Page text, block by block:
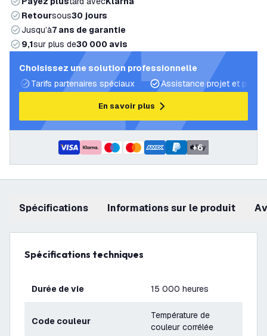
Retoursous30 jours
Jusqu’à7 ans de garantie
9,1sur plus de30 000 avis
Choisissez une solution professionnelle
Tarifs partenaires spéciaux
Assistance projet et plans
En savoir plus
+6
Spécifications Informations sur le produit
Spécifications techniques
Durée de vie 15 000 heures
Code couleur
Température de
couleur corrélée